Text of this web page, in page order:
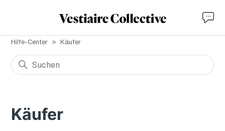
Hilfe-Center Käufer
Käufer